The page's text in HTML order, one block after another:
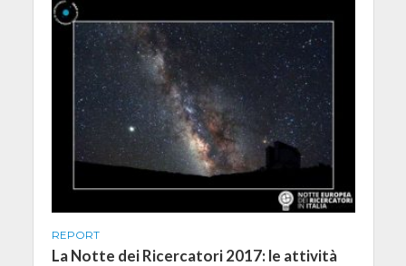
REPORT
La Notte dei Ricercatori 2017: le attività